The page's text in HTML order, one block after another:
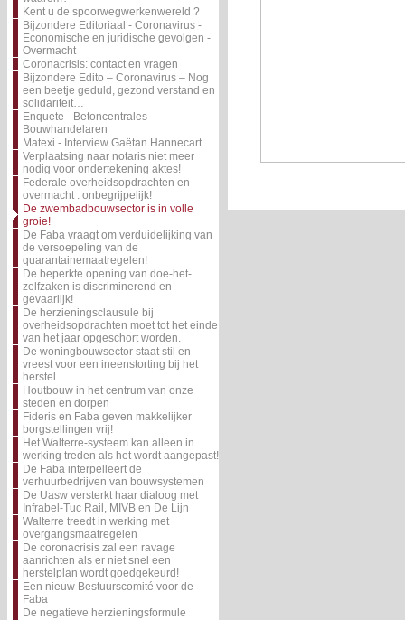
Kent u de spoorwegwerkenwereld ?
Bijzondere Editoriaal - Coronavirus -
Economische en juridische gevolgen -
Overmacht
Coronacrisis: contact en vragen
Bijzondere Edito – Coronavirus – Nog
een beetje geduld, gezond verstand en
solidariteit…
Enquete - Betoncentrales -
Bouwhandelaren
Matexi - Interview Gaëtan Hannecart
Verplaatsing naar notaris niet meer
nodig voor ondertekening aktes!
Federale overheidsopdrachten en
overmacht : onbegrijpelijk!
De zwembadbouwsector is in volle
groie!
De Faba vraagt om verduidelijking van
de versoepeling van de
quarantainemaatregelen!
De beperkte opening van doe-het-
zelfzaken is discriminerend en
gevaarlijk!
De herzieningsclausule bij
overheidsopdrachten moet tot het einde
van het jaar opgeschort worden.
De woningbouwsector staat stil en
vreest voor een ineenstorting bij het
herstel
Houtbouw in het centrum van onze
steden en dorpen
Fideris en Faba geven makkelijker
borgstellingen vrij!
Het Walterre-systeem kan alleen in
werking treden als het wordt aangepast!
De Faba interpelleert de
verhuurbedrijven van bouwsystemen
De Uasw versterkt haar dialoog met
Infrabel-Tuc Rail, MIVB en De Lijn
Walterre treedt in werking met
overgangsmaatregelen
De coronacrisis zal een ravage
aanrichten als er niet snel een
herstelplan wordt goedgekeurd!
Een nieuw Bestuurscomité voor de
Faba
De negatieve herzieningsformule